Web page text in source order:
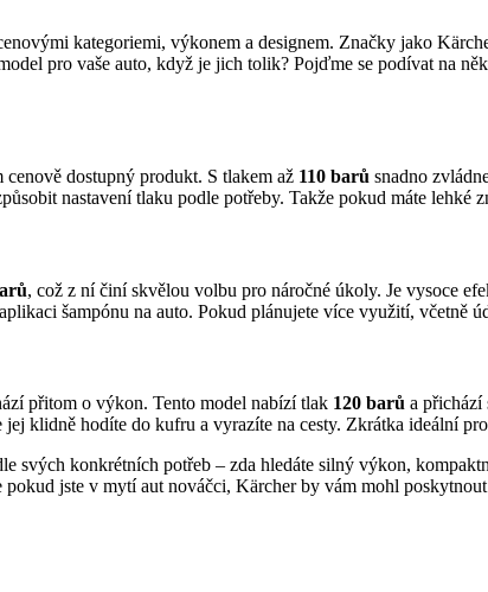
kategoriemi, výkonem a designem. Značky jako
pro vaše auto, když je jich tolik? Pojďme se podívat na
dostupný produkt. S tlakem až 110 barů snadno
nastavení tlaku podle potřeby. Takže pokud máte lehké
, což z ní činí skvělou volbu pro náročné úkoly. Je vysoce
šampónu na auto. Pokud plánujete více využití, včetně
přitom o výkon. Tento model nabízí tlak 120 barů a přichází
klidně hodíte do kufru a vyrazíte na cesty. Zkrátka ideální
svých konkrétních potřeb – zda hledáte silný výkon,
jste v mytí aut nováčci, Kärcher by vám mohl